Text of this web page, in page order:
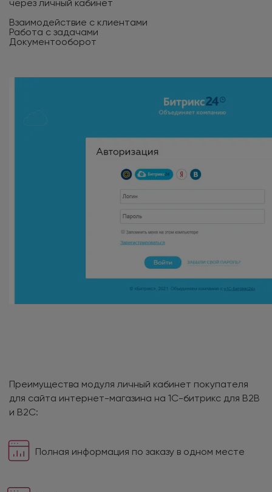
через личный кабинет
Взаимодействие с клиентами
Работа с задачами
Документооборот
Преимущества модуля личный кабинет покупателя
для сайта интернет-магазина на 1С-битрикс для B2B
и B2C:
Полная информация по заказу в одном месте